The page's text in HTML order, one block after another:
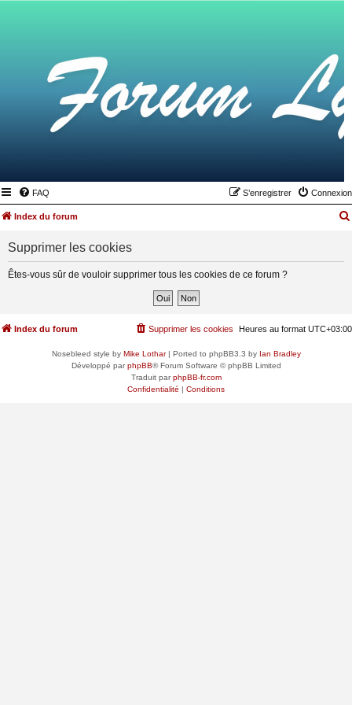
FAQ Connexion
S’enregistrer
Index du forum
Supprimer les cookies
Êtes-vous sûr de vouloir supprimer tous les cookies de ce forum ?
Index du forum Heures au format UTC+03:00
Supprimer les cookies
Nosebleed style by Mike Lothar| Ported to phpBB3.3 by Ian Bradley
Développé parphpBB® Forum Software © phpBB Limited
Traduit parphpBB-fr.com
Confidentialité | Conditions